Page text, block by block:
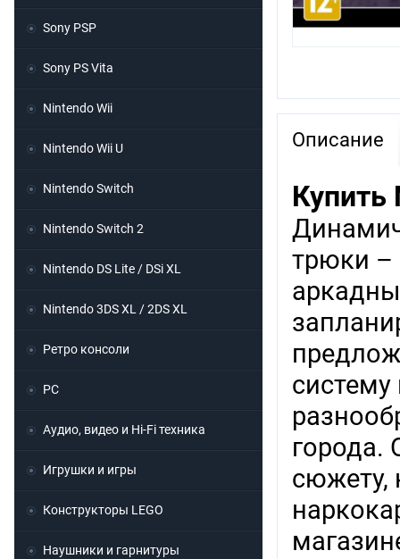
Описание
Купить
трюки –
города.
сюжету,
Sony PSP
Sony PS Vita
Nintendo Wii
Nintendo Wii U
Nintendo Switch
Nintendo Switch 2
Nintendo DS Lite / DSi XL
Nintendo 3DS XL / 2DS XL
Ретро консоли
PC
Аудио, видео и Hi-Fi техника
Игрушки и игры
Конструкторы LEGO
Наушники и гарнитуры